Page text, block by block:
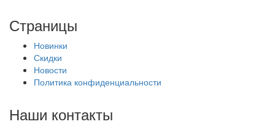
Страницы
Новинки
Скидки
Новости
Политика конфиденциальности
Наши контакты